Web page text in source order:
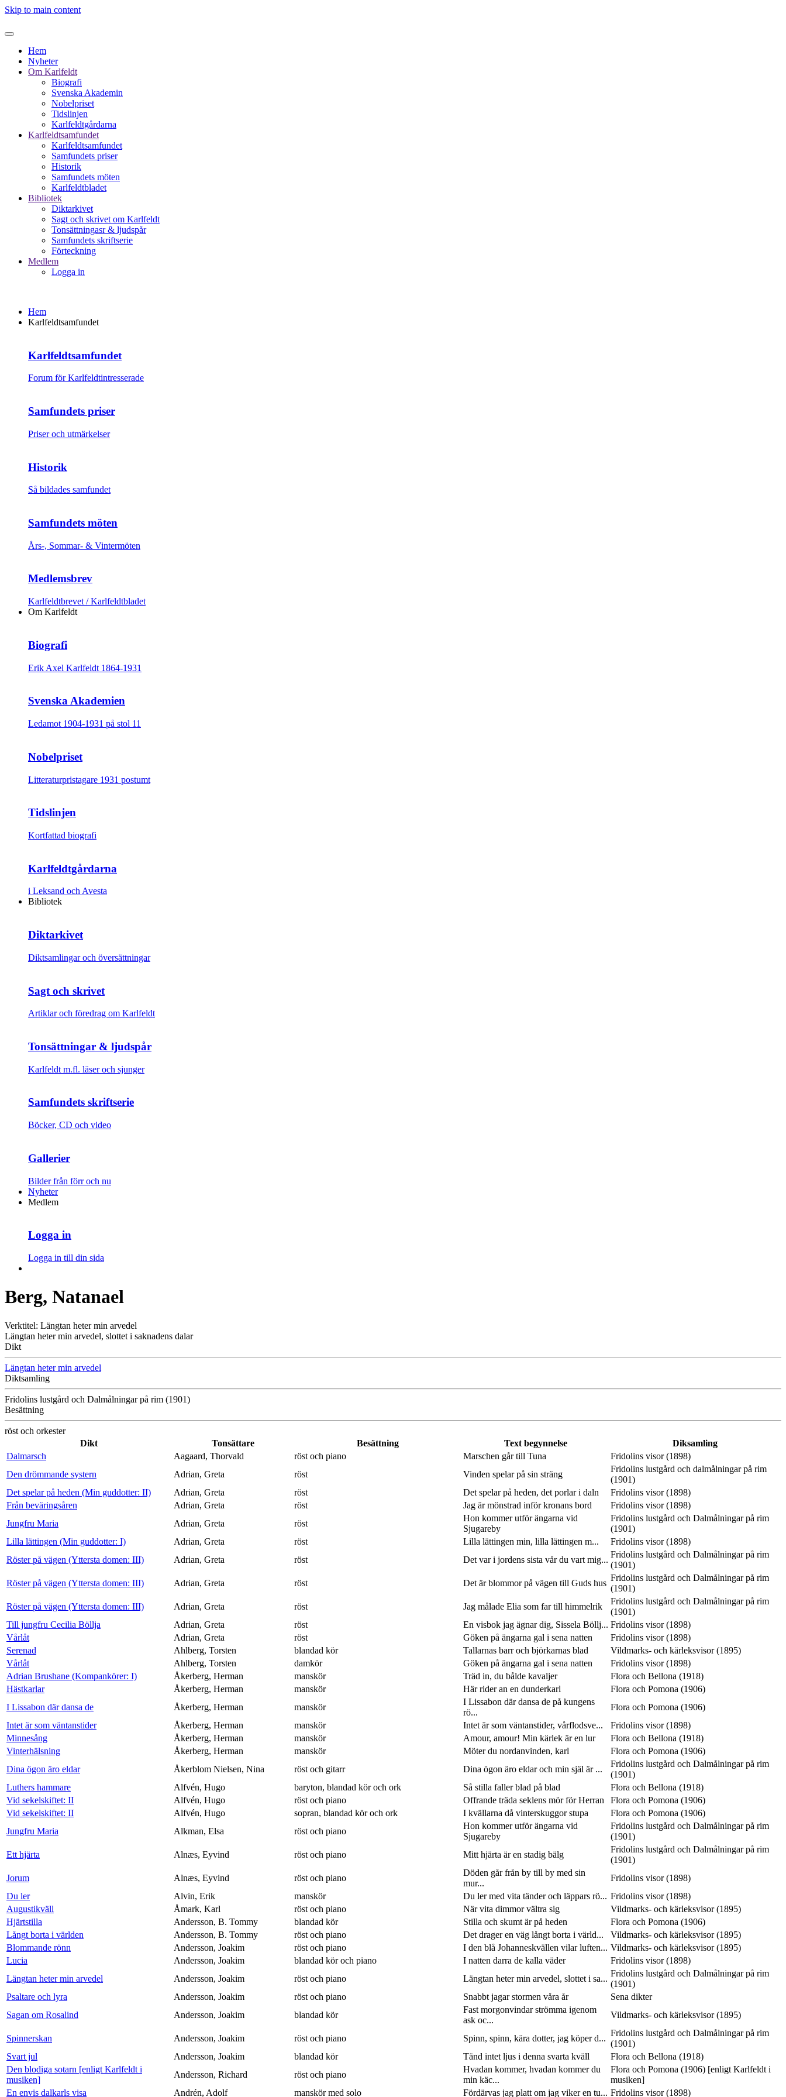
Skip to main content
Hem
Nyheter
Om Karlfeldt
Biografi
Svenska Akademin
Nobelpriset
Tidslinjen
Karlfeldtgårdarna
Karlfeldtsamfundet
Karlfeldtsamfundet
Samfundets priser
Historik
Samfundets möten
Karlfeldtbladet
Bibliotek
Diktarkivet
Sagt och skrivet om Karlfeldt
Tonsättningasr & ljudspår
Samfundets skriftserie
Förteckning
Medlem
Logga in
Hem
Karlfeldtsamfundet
Karlfeldtsamfundet
Forum för Karlfeldtintresserade
Samfundets priser
Priser och utmärkelser
Historik
Så bildades samfundet
Samfundets möten
Års-, Sommar- & Vintermöten
Medlemsbrev
Karlfeldtbrevet / Karlfeldtbladet
Om Karlfeldt
Biografi
Erik Axel Karlfeldt 1864-1931
Svenska Akademien
Ledamot 1904-1931 på stol 11
Nobelpriset
Litteraturpristagare 1931 postumt
Tidslinjen
Kortfattad biografi
Karlfeldtgårdarna
i Leksand och Avesta
Bibliotek
Diktarkivet
Diktsamlingar och översättningar
Sagt och skrivet
Artiklar och föredrag om Karlfeldt
Tonsättningar & ljudspår
Karlfeldt m.fl. läser och sjunger
Samfundets skriftserie
Böcker, CD och video
Gallerier
Bilder från förr och nu
Nyheter
Medlem
Logga in
Logga in till din sida
Berg, Natanael
Verktitel: Längtan heter min arvedel
Längtan heter min arvedel, slottet i saknadens dalar
Dikt
Längtan heter min arvedel
Diktsamling
Fridolins lustgård och Dalmålningar på rim (1901)
Besättning
röst och orkester
Dikt
Tonsättare Besättning Text begynnelse
Diksamling
Dalmarsch
Aagaard, Thorvald röst och piano Marschen går till Tuna
Fridolins visor (1898)
Den drömmande systern
Adrian, Greta röst Vinden spelar på sin sträng
Fridolins lustgård och dalmålningar på rim
(1901)
Det spelar på heden (Min guddotter: II)
Adrian, Greta röst Det spelar på heden, det porlar i daln
Fridolins visor (1898)
Från beväringsåren
Adrian, Greta röst Jag är mönstrad inför kronans bord
Fridolins visor (1898)
Jungfru Maria
Adrian, Greta röst
Hon kommer utför ängarna vid
Sjugareby
Fridolins lustgård och Dalmålningar på rim
(1901)
Lilla lättingen (Min guddotter: I)
Adrian, Greta röst Lilla lättingen min, lilla lättingen m...
Fridolins visor (1898)
Röster på vägen (Yttersta domen: III)
Adrian, Greta röst Det var i jordens sista vår du vart mig...
Fridolins lustgård och Dalmålningar på rim
(1901)
Röster på vägen (Yttersta domen: III)
Adrian, Greta röst Det är blommor på vägen till Guds hus
Fridolins lustgård och Dalmålningar på rim
(1901)
Röster på vägen (Yttersta domen: III)
Adrian, Greta röst Jag målade Elia som far till himmelrik
Fridolins lustgård och Dalmålningar på rim
(1901)
Till jungfru Cecilia Böllja
Adrian, Greta röst En visbok jag ägnar dig, Sissela Böllj... Fridolins visor (1898)
Vårlåt
Adrian, Greta röst Göken på ängarna gal i sena natten
Fridolins visor (1898)
Serenad
Ahlberg, Torsten blandad kör Tallarnas barr och björkarnas blad
Vildmarks- och kärleksvisor (1895)
Vårlåt
Ahlberg, Torsten damkör Göken på ängarna gal i sena natten
Fridolins visor (1898)
Adrian Brushane (Kompankörer: I)
Åkerberg, Herman manskör Träd in, du bålde kavaljer
Flora och Bellona (1918)
Hästkarlar
Åkerberg, Herman manskör Här rider an en dunderkarl
Flora och Pomona (1906)
I Lissabon där dansa de
Åkerberg, Herman manskör
I Lissabon där dansa de på kungens
rö...
Flora och Pomona (1906)
Intet är som väntanstider
Åkerberg, Herman manskör Intet är som väntanstider, vårflodsve...
Fridolins visor (1898)
Minnesång
Åkerberg, Herman manskör Amour, amour! Min kärlek är en lur
Flora och Bellona (1918)
Vinterhälsning
Åkerberg, Herman manskör Möter du nordanvinden, karl
Flora och Pomona (1906)
Dina ögon äro eldar
Åkerblom Nielsen, Nina röst och gitarr Dina ögon äro eldar och min själ är ...
Fridolins lustgård och Dalmålningar på rim
(1901)
Luthers hammare
Alfvén, Hugo baryton, blandad kör och ork Så stilla faller blad på blad
Flora och Bellona (1918)
Vid sekelskiftet: II
Alfvén, Hugo röst och piano Offrande träda seklens mör för Herran
Flora och Pomona (1906)
Vid sekelskiftet: II
Alfvén, Hugo sopran, blandad kör och ork I kvällarna då vinterskuggor stupa
Flora och Pomona (1906)
Jungfru Maria
Alkman, Elsa röst och piano
Hon kommer utför ängarna vid
Sjugareby
Fridolins lustgård och Dalmålningar på rim
(1901)
Ett hjärta
Alnæs, Eyvind röst och piano Mitt hjärta är en stadig bälg
Fridolins lustgård och Dalmålningar på rim
(1901)
Jorum
Alnæs, Eyvind röst och piano
Döden går från by till by med sin
mur...
Fridolins visor (1898)
Du ler
Alvin, Erik manskör Du ler med vita tänder och läppars rö... Fridolins visor (1898)
Augustikväll
Åmark, Karl röst och piano När vita dimmor vältra sig
Vildmarks- och kärleksvisor (1895)
Hjärtstilla
Andersson, B. Tommy blandad kör Stilla och skumt är på heden
Flora och Pomona (1906)
Långt borta i världen
Andersson, B. Tommy röst och piano Det drager en väg långt borta i värld...
Vildmarks- och kärleksvisor (1895)
Blommande rönn
Andersson, Joakim röst och piano I den blå Johanneskvällen vilar luften... Vildmarks- och kärleksvisor (1895)
Lucia
Andersson, Joakim blandad kör och piano I natten darra de kalla väder
Fridolins visor (1898)
Längtan heter min arvedel
Andersson, Joakim röst och piano Längtan heter min arvedel, slottet i sa...
Fridolins lustgård och Dalmålningar på rim
(1901)
Psaltare och lyra
Andersson, Joakim röst och piano Snabbt jagar stormen våra år
Sena dikter
Sagan om Rosalind
Andersson, Joakim blandad kör
Fast morgonvindar strömma igenom
ask oc...
Vildmarks- och kärleksvisor (1895)
Spinnerskan Andersson, Joakim röst och piano Spinn, spinn, kära dotter, jag köper d...
Fridolins lustgård och Dalmålningar på rim
(1901)
Svart jul
Andersson, Joakim blandad kör Tänd intet ljus i denna svarta kväll
Flora och Bellona (1918)
Den blodiga sotarn [enligt Karlfeldt i
musiken]
Andersson, Richard röst och piano
Hvadan kommer, hvadan kommer du
min käc...
Flora och Pomona (1906) [enligt Karlfeldt i
musiken]
En envis dalkarls visa
Andrén, Adolf manskör med solo Fördärvas jag platt om jag viker en tu... Fridolins visor (1898)